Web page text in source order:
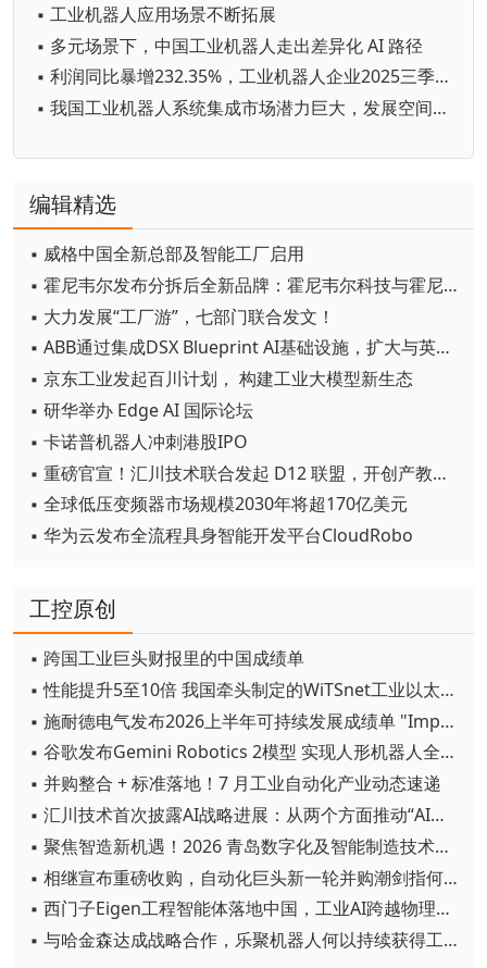
▪ 工业机器人应用场景不断拓展
▪ 多元场景下，中国工业机器人走出差异化 AI 路径
▪ 利润同比暴增232.35%，工业机器人企业2025三季度业绩出炉！
▪ 我国工业机器人系统集成市场潜力巨大，发展空间广阔
编辑精选
▪ 威格中国全新总部及智能工厂启用
▪ 霍尼韦尔发布分拆后全新品牌：霍尼韦尔科技与霍尼韦尔航空航天
▪ 大力发展“工厂游”，七部门联合发文！
▪ ABB通过集成DSX Blueprint AI基础设施，扩大与英伟达的合作
▪ 京东工业发起百川计划， 构建工业大模型新生态
▪ 研华举办 Edge AI 国际论坛
▪ 卡诺普机器人冲刺港股IPO
▪ 重磅官宣！汇川技术联合发起 D12 联盟，开创产教融合新范式
▪ 全球低压变频器市场规模2030年将超170亿美元
▪ 华为云发布全流程具身智能开发平台CloudRobo
工控原创
▪ 跨国工业巨头财报里的中国成绩单
▪ 性能提升5至10倍 我国牵头制定的WiTSnet工业以太网国际标准正式发布
▪ 施耐德电气发布2026上半年可持续发展成绩单 "Impact 2030"路线图开局稳健
▪ 谷歌发布Gemini Robotics 2模型 实现人形机器人全身智能控制突破
▪ 并购整合 + 标准落地！7 月工业自动化产业动态速递
▪ 汇川技术首次披露AI战略进展：从两个方面推动“AI业务化”落地
▪ 聚焦智造新机遇！2026 青岛数字化及智能制造技术论坛圆满落幕
▪ 相继宣布重磅收购，自动化巨头新一轮并购潮剑指何方？
▪ 西门子Eigen工程智能体落地中国，工业AI跨越物理世界“确定性”拐点
▪ 与哈金森达成战略合作，乐聚机器人何以持续获得工业巨头青睐？